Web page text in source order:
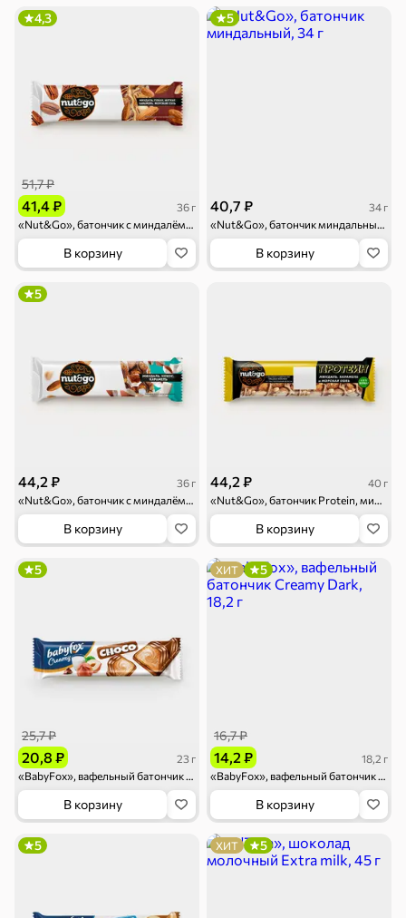
51,7 ₽
41,4 ₽
36 г
«Nut&Go», батончик с миндалём, пеканом, карамелью, морской солью, 36 г
4,3
В корзину
40,7 ₽
34 г
«Nut&Go», батончик миндальный, 34 г
5
В корзину
44,2 ₽
36 г
«Nut&Go», батончик с миндалём, кокосом, карамелью, 36 г
5
В корзину
44,2 ₽
40 г
«Nut&Go», батончик Protein, миндаль с карамелью и морской солью, 40 г
В корзину
25,7 ₽
20,8 ₽
23 г
«BabyFox», вафельный батончик Creamy Choco, 23 г
5
В корзину
16,7 ₽
14,2 ₽
18,2 г
«BabyFox», вафельный батончик Creamy Dark, 18,2 г
ХИТ 5
В корзину
5 ХИТ 5